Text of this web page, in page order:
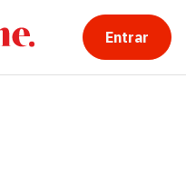
Entrar